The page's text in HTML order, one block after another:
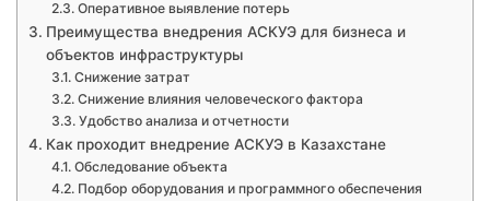
Оперативное выявление потерь
Преимущества внедрения АСКУЭ для бизнеса и
объектов инфраструктуры
Снижение затрат
Снижение влияния человеческого фактора
Удобство анализа и отчетности
Как проходит внедрение АСКУЭ в Казахстане
Обследование объекта
Подбор оборудования и программного обеспечения